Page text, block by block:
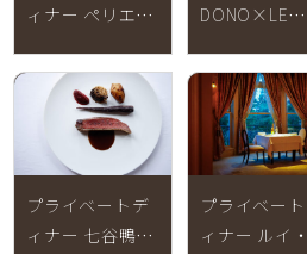
ィナー ペリエ・
ック【2025年12
月1日～2026年2
月28日 終了】
DONO×LE
ーションラ
【2026年2月
日 終了】
プライベートデ
ィナー 七谷鴨
プライベー
ィナー ルイ